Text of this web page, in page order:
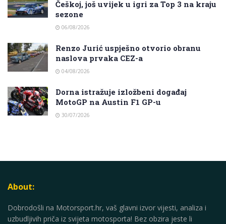
Češkoj, još uvijek u igri za Top 3 na kraju
sezone
06/08/2026
Renzo Jurić uspješno otvorio obranu
naslova prvaka CEZ-a
04/08/2026
Dorna istražuje izložbeni događaj
MotoGP na Austin F1 GP-u
30/07/2026
About:
Dobrodošli na Motorsport.hr, vaš glavni izvor vijesti, analiza i
uzbudljivih priča iz svijeta motosporta! Bez obzira jeste li